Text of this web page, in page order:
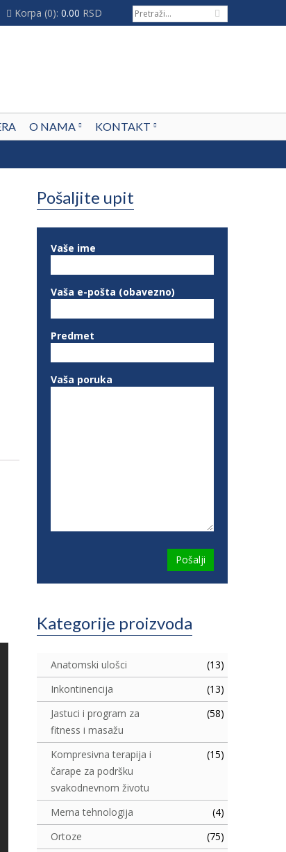
Korpa (0): 0.00 RSD
O NAMA KONTAKT
Pošaljite upit
Vaše ime
Vaša e-pošta (obavezno)
Predmet
Vaša poruka
Kategorije proizvoda
Anatomski ulošci
(13)
Inkontinencija
(13)
Jastuci i program za
fitness i masažu
(58)
Kompresivna terapija i
čarape za podršku
svakodnevnom životu
(15)
Merna tehnologija
(4)
Ortoze
(75)